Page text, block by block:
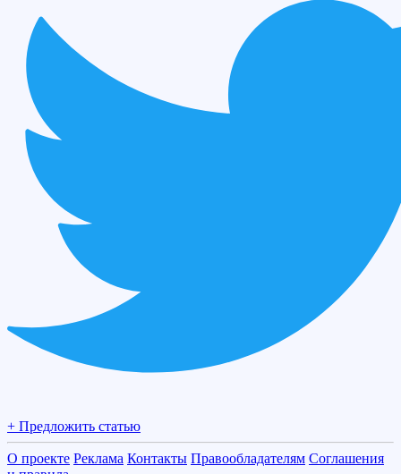
+ Предложить статью
О проекте Реклама Контакты Правообладателям Соглашения